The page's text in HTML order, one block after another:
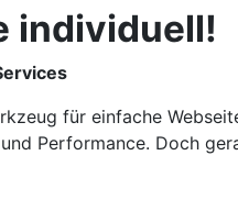
individuell!
für einfache
Performance. Doch